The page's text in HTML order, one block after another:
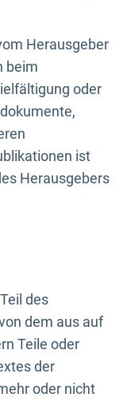
Herausgeber
beim
oder
ist
Herausgebers
des
dem aus auf
Teile oder
der
oder nicht